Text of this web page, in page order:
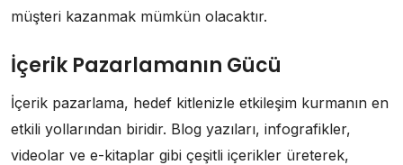
müşteri kazanmak mümkün olacaktır.
İçerik Pazarlamanın Gücü
İçerik pazarlama, hedef kitlenizle etkileşim kurmanın en
etkili yollarından biridir. Blog yazıları, infografikler,
videolar ve e-kitaplar gibi çeşitli içerikler üreterek,